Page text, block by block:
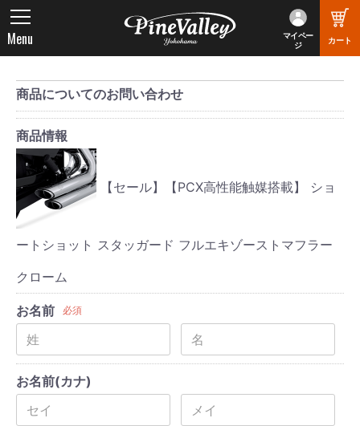
マイペー
ジ
カート
Menu
商品についてのお問い合わせ
商品情報
【セール】【PCX高性能触媒搭載】 ショ
ートショット スタッガード フルエキゾーストマフラー
クローム
お名前 必須
お名前(カナ)